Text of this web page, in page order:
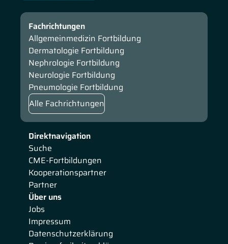
Direktnavigation
Suche
CME-Fortbildungen
Kooperationspartner
Partner
Über uns
Jobs
Impressum
Datenschutzerklärung
Fachrichtungen
Allgemeinmedizin Fortbildung
Dermatologie Fortbildung
Nephrologie Fortbildung
Neurologie Fortbildung
Pneumologie Fortbildung
Alle Fachrichtungen